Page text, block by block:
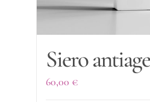
Siero
60,00 €